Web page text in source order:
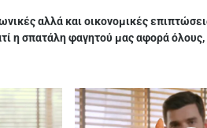
αλλά και οικονομικές
η σπατάλη φαγητού μας αφορά όλους,